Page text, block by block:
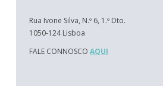
Rua Ivone Silva, N.º 6, 1.º Dto.
1050-124 Lisboa
FALE CONNOSCO AQUI